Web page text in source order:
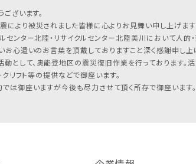
ざいます。
により被災されました皆様に心よりお見舞い申し上げま
センター北陸・リサイクルセンター北陸美川において人
心遣いのお言葉を頂戴しておりますこと深く感謝申し上
として、奥能登地区の震災復旧作業を行っております
リフト等の提供などで御座います。
は御座いますが今後も尽力させて頂く所存で御座います